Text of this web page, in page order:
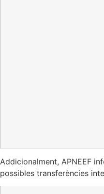
Addicionalment, APNEEF
possibles transferències